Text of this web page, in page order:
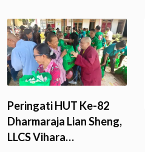
Peringati HUT Ke-82
Dharmaraja Lian Sheng,
LLCS Vihara…